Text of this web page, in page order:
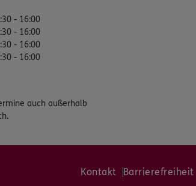
- 16:00
- 16:00
- 16:00
- 16:00
auch außerhalb
Kontakt Barrierefreiheit